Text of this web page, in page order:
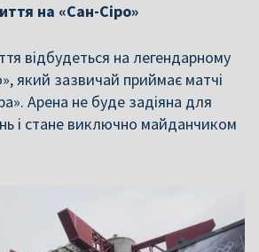
на «Сан-Сіро»
відбудеться на легендарному
який зазвичай приймає матчі
Арена не буде задіяна для
і стане виключно майданчиком